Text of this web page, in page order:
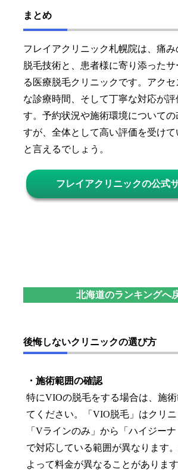
まとめ
フレイアクリニック札幌院は、痛
脱毛技術と、患者様に寄り添った
る医療脱毛クリニックです。アク
な診療時間、そして丁寧な対応が評
す。予約状況や施術環境についての
すが、全体として高い評価を受けて
と言えるでしょう。
フレイアクリニックの公式
北海道のランキングへ
後悔しないクリニックの選び方
・施術範囲の確認
特にVIOの脱毛をする場合は、施
てください。「VIO脱毛」はクリ
「Vラインのみ」から「ハイジー
で対応している範囲が異なります
よって料金が異なることがあります